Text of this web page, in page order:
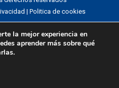
| Politica de cookies
la mejor experiencia en
aprender más sobre qué